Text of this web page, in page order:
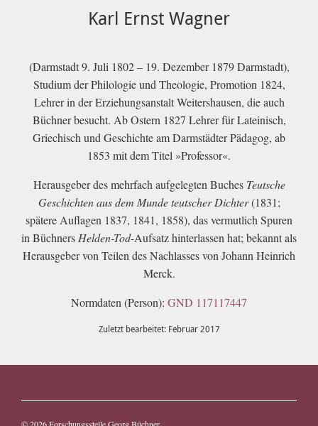
Karl Ernst Wagner
(Darmstadt 9. Juli 1802 – 19. Dezember 1879 Darmstadt),
Studium der Philologie und Theologie, Promotion 1824,
Lehrer in der Erziehungsanstalt Weitershausen, die auch
Büchner besucht. Ab Ostern 1827 Lehrer für Lateinisch,
Griechisch und Geschichte am Darmstädter Pädagog, ab
1853 mit dem Titel »Professor«.
Herausgeber des mehrfach aufgelegten Buches Teutsche
Geschichten aus dem Munde teutscher Dichter(1831;
spätere Auflagen 1837, 1841, 1858), das vermutlich Spuren
in Büchners Helden-Tod-Aufsatz hinterlassen hat; bekannt als
Herausgeber von Teilen des Nachlasses von Johann Heinrich
Merck.
Normdaten (Person): GND 117117447
Zuletzt bearbeitet: Februar 2017
© 2026Forschungsstelle Georg Büchner.